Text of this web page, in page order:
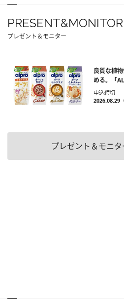
PRESENT&MONITOR
プレゼント＆モニター
良質な植
める。「
申込締切
2026.08.29
プレゼント＆モニ